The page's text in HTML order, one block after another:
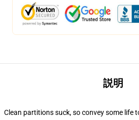
説明
Clean partitions suck, so convey some life